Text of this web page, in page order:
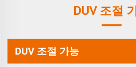
DUV 조절
DUV 조절 가능